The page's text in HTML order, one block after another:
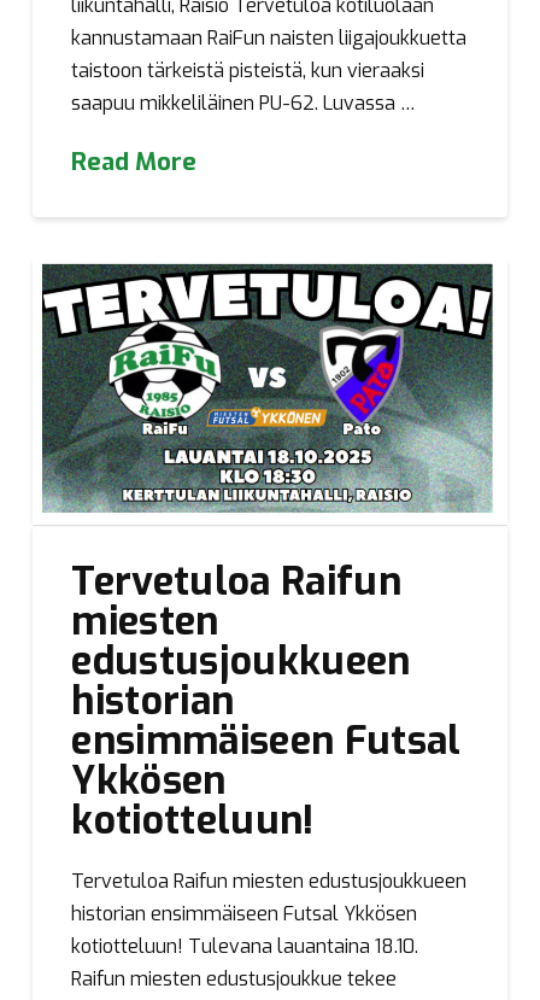
liikuntahalli, Raisio Tervetuloa kotiluolaan
kannustamaan RaiFun naisten liigajoukkuetta
taistoon tärkeistä pisteistä, kun vieraaksi
saapuu mikkeliläinen PU-62. Luvassa …
Read More
Tervetuloa Raifun
miesten
edustusjoukkueen
historian
ensimmäiseen Futsal
Ykkösen
kotiotteluun!
Tervetuloa Raifun miesten edustusjoukkueen
historian ensimmäiseen Futsal Ykkösen
kotiotteluun! Tulevana lauantaina 18.10.
Raifun miesten edustusjoukkue tekee